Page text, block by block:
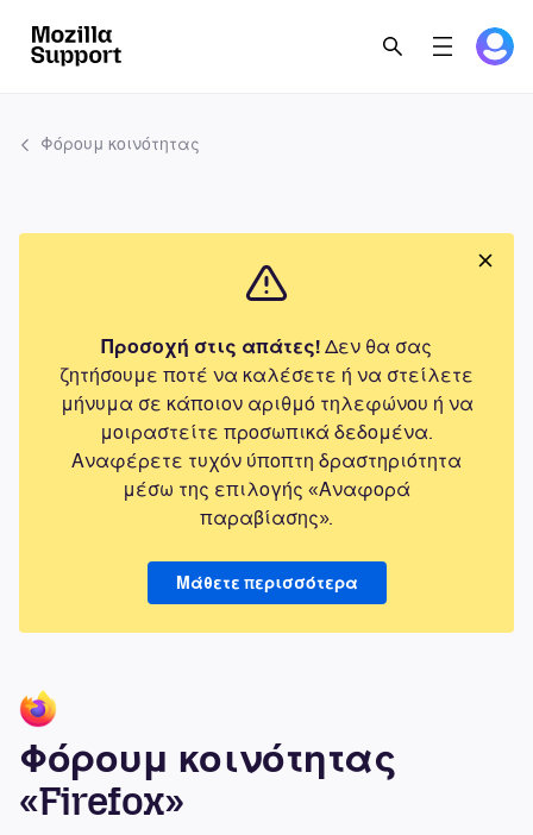
Φόρουμ κοινότητας
Προσοχή στις απάτες! Δεν θα σας
ζητήσουμε ποτέ να καλέσετε ή να στείλετε
μήνυμα σε κάποιον αριθμό τηλεφώνου ή να
μοιραστείτε προσωπικά δεδομένα.
Αναφέρετε τυχόν ύποπτη δραστηριότητα
μέσω της επιλογής «Αναφορά
παραβίασης».
Μάθετε περισσότερα
Φόρουμ κοινότητας
«Firefox»